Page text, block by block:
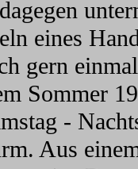
eines
gern
Sommer
-
Aus